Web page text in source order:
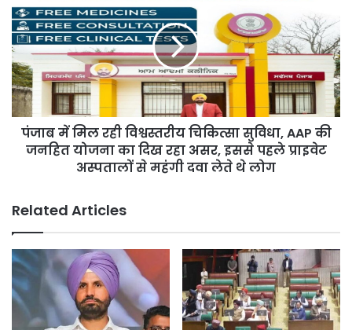
समस्या
और
पानी
पर
जोरदार
बहस
मिल
रही
विश्वस्तरीय
चिकित्सा
सुविधा,
AAP
की
जनहित
योजना
असर,
इससे
पहले
प्राइवेट
अस्पतालों
से
पंजाब में मिल रही विश्वस्तरीय चिकित्सा सुविधा, AAP की
जनहित योजना का दिख रहा असर, इससे पहले प्राइवेट
अस्पतालों से महंगी दवा लेते थे लोग
Related Articles